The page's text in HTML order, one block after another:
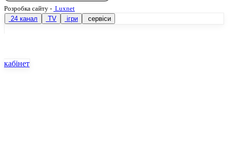
Розробка сайту - Luxnet
24 канал
TV ігри сервіси
кабінет